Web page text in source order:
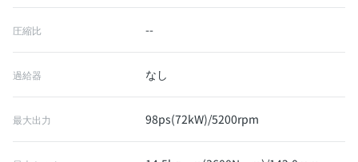
圧縮比 --
過給器 なし
最大出力 98ps(72kW)/5200rpm